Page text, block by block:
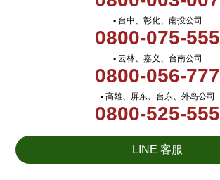
▪ 台中、彰化、南投公司
0800-075-555
▪ 云林、嘉义、台南公司
0800-056-777
▪ 高雄、屏东、台东、外岛公司
0800-525-555
LINE 客服